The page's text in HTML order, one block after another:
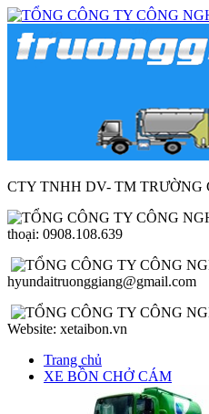
CTY TNHH DV- TM TRƯỜNG
thoại: 0908.108.639
hyundaitruonggiang@gmail.com
Website: xetaibon.vn
Trang chủ
XE BỒN CHỞ CÁM